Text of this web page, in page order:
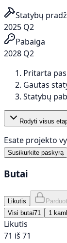
Statybų
2025 Q2
Pabaiga
2028 Q2
Pritarta
Gautas
Statybų
Rodyti visus
Esate projekto
Susikurkite paskyrą
Butai
Likutis
Visi butai71 1
Likutis
71 iš 71